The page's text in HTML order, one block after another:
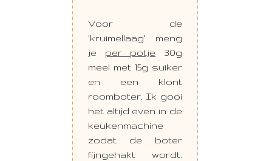
Voor de
'kruimellaag' meng
je per potje 30g
meel met 15g suiker
en een klont
roomboter. Ik gooi
het altijd even in de
keukenmachine
zodat de boter
fijngehakt wordt.